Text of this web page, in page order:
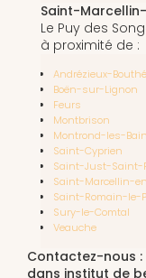
Saint-
Le Puy des
à proximité de :
Andrézieux-
Boën-sur-Lignon
Feurs
Montbrison
Montrond-les-
Saint-Cyprien
Saint-Just-Saint-
Saint-Marcellin-
Saint-Romain-le-
Sury-le-Comtal
Veauche
Contactez-nous :
dans institut de